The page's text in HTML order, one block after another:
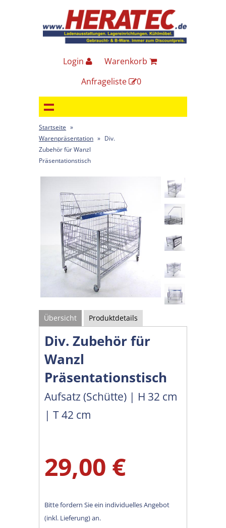
Login
Warenkorb
Anfrageliste
0
Startseite »
Warenpräsentation » Div.
Zubehör für Wanzl
Präsentationstisch
Übersicht Produktdetails
Div. Zubehör für
Wanzl
Präsentationstisch
Aufsatz (Schütte) | H 32 cm
| T 42 cm
29,00 €
Bitte fordern Sie ein individuelles Angebot
(inkl. Lieferung) an.